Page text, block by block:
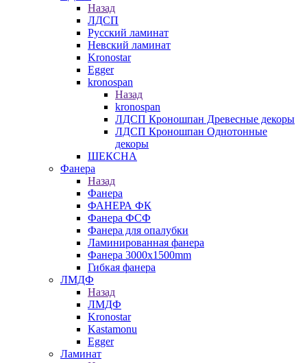
Назад
ЛДСП
Русский ламинат
Невский ламинат
Kronostar
Egger
kronospan
Назад
kronospan
ЛДСП Кроношпан Древесные декоры
ЛДСП Кроношпан Однотонные
декоры
ШЕКСНА
Фанера
Назад
Фанера
ФАНЕРА ФК
Фанера ФСФ
Фанера для опалубки
Ламинированная фанера
Фанера 3000х1500mm
Гибкая фанера
ЛМДФ
Назад
ЛМДФ
Kronostar
Kastamonu
Egger
Ламинат